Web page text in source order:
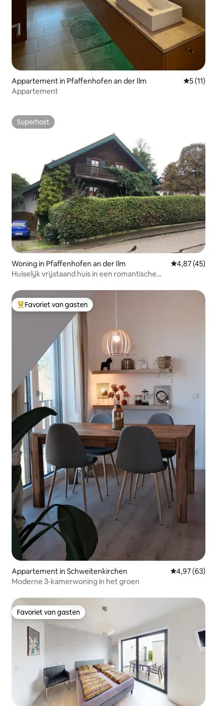
Appartement in Pfaffenhofen an der Ilm
5 (11)
Appartement
Superhost
Superhost
Woning in Pfaffenhofen an der Ilm Gemiddelde
4,87 (45)
Huiselijk vrijstaand huis in een romantische
Topfavoriet van gasten
Favoriet van gasten
Appartement in Schweitenkirchen Gemiddelde
4,97 (63)
Moderne 3-kamerwoning in het groen
Favoriet van gasten
Favoriet van gasten